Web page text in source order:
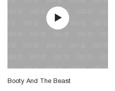
Booty And The Beast